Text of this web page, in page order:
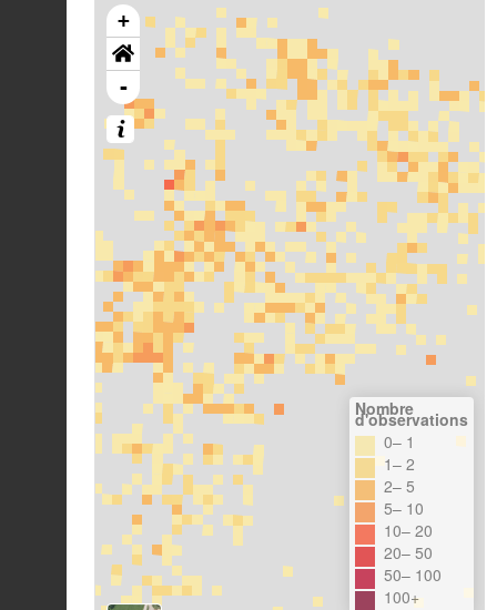
+
-
Nombre
d'observations
0– 1
1– 2
2– 5
5– 10
10– 20
20– 50
50– 100
100+